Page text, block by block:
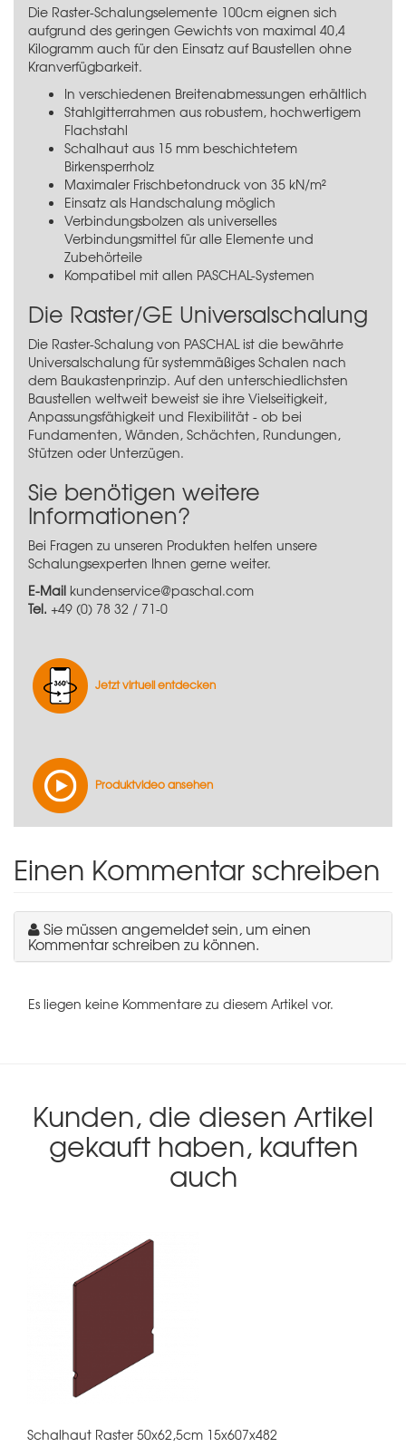
Die Raster-Schalungselemente 100cm eignen sich
aufgrund des geringen Gewichts von maximal 40,4
Kilogramm auch für den Einsatz auf Baustellen ohne
Kranverfügbarkeit.
In verschiedenen Breitenabmessungen erhältlich
Stahlgitterrahmen aus robustem, hochwertigem
Flachstahl
Schalhaut aus 15 mm beschichtetem
Birkensperrholz
Maximaler Frischbetondruck von 35 kN/m²
Einsatz als Handschalung möglich
Verbindungsbolzen als universelles
Verbindungsmittel für alle Elemente und
Zubehörteile
Kompatibel mit allen PASCHAL-Systemen
Die Raster/GE Universalschalung
Die Raster-Schalung von PASCHAL ist die bewährte
Universalschalung für systemmäßiges Schalen nach
dem Baukastenprinzip. Auf den unterschiedlichsten
Baustellen weltweit beweist sie ihre Vielseitigkeit,
Anpassungsfähigkeit und Flexibilität - ob bei
Fundamenten, Wänden, Schächten, Rundungen,
Stützen oder Unterzügen.
Sie benötigen weitere
Informationen?
Bei Fragen zu unseren Produkten helfen unsere
Schalungsexperten Ihnen gerne weiter.
E-Mail kundenservice@paschal.com
Tel. +49 (0) 78 32 / 71-0
Jetzt virtuell entdecken
Produktvideo ansehen
Einen Kommentar schreiben
Sie müssen angemeldet sein, um einen
Kommentar schreiben zu können.
Es liegen keine Kommentare zu diesem Artikel vor.
Kunden, die diesen Artikel
gekauft haben, kauften
auch
Schalhaut Raster 50x62,5cm 15x607x482